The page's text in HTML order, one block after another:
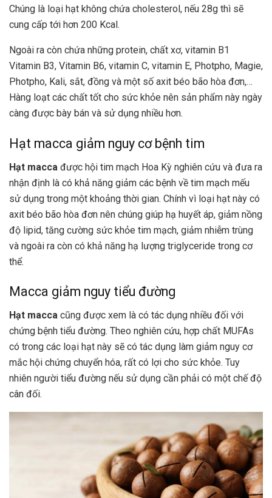
Chúng là loại hạt không chứa cholesterol, nếu 28g thì sẽ
cung cấp tới hơn 200 Kcal.
Ngoài ra còn chứa những protein, chất xơ, vitamin B1
Vitamin B3, Vitamin B6, vitamin C, vitamin E, Photpho, Magie,
Photpho, Kali, sắt, đồng và một số axit béo bão hòa đơn,…
Hàng loạt các chất tốt cho sức khỏe nên sản phẩm này ngày
càng được bày bán và sử dụng nhiều hơn.
Hạt macca giảm nguy cơ bệnh tim
Hạt macca được hội tim mạch Hoa Kỳ nghiên cứu và đưa ra
nhận định là có khả năng giảm các bệnh về tim mạch mếu
sử dụng trong một khoảng thời gian. Chính vì loại hạt này có
axit béo bão hòa đơn nên chúng giúp hạ huyết áp, giảm nồng
độ lipid, tăng cường sức khỏe tim mạch, giảm nhiễm trùng
và ngoài ra còn có khả năng hạ lượng triglyceride trong cơ
thể.
Macca giảm nguy tiểu đường
Hạt macca cũng được xem là có tác dụng nhiều đối với
chứng bệnh tiểu đường. Theo nghiên cứu, hợp chất MUFAs
có trong các loại hạt này sẽ có tác dụng làm giảm nguy cơ
mắc hội chứng chuyển hóa, rất có lợi cho sức khỏe. Tuy
nhiên người tiểu đường nếu sử dụng cần phải có một chế độ
cân đối.